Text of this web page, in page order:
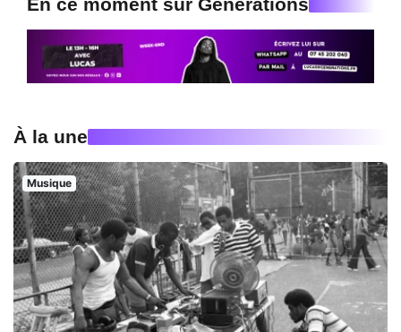
En ce moment sur Generations
À la une
Musique